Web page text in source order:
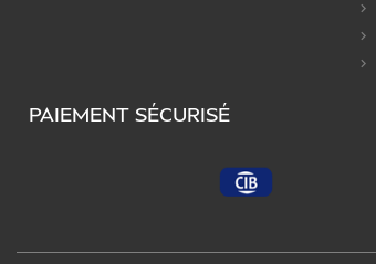
PAIEMENT SÉCURISÉ